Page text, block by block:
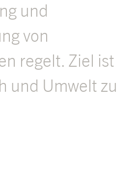
und
von
regelt. Ziel ist
und Umwelt zu